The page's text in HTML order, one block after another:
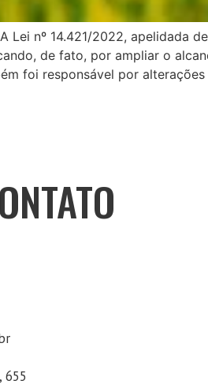
Lei nº 14.421/2022, apelidada
de fato, por ampliar o
foi responsável por
655